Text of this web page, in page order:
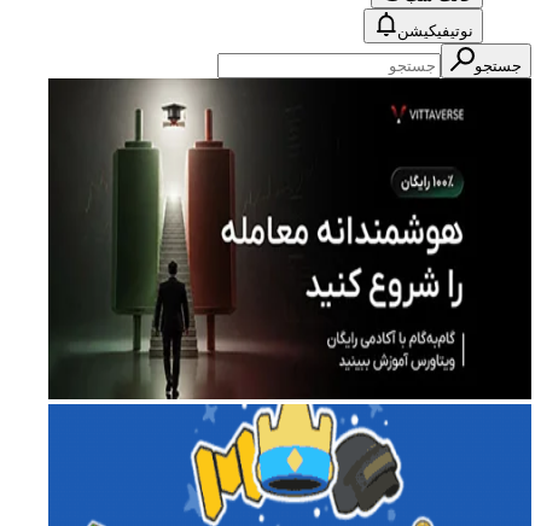
نوتیفیکیشن
جستجو